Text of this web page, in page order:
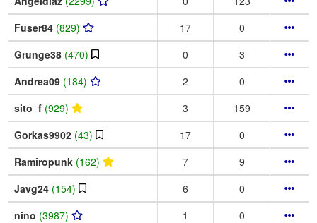
Fuser84 (829) 17
0
Grunge38 (470) 0
3
Andrea09 (184) 2
0
sito_f (929) 3
159
Gorkas9902 (43) 17
0
Ramiropunk (162) 7
9
Javg24 (154) 6
0
nino (3987) 1
0